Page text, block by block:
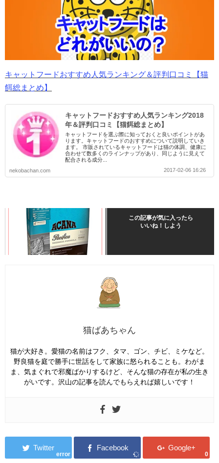
キャットフードおすすめ人気ランキング＆評判口コミ【猫
餌総まとめ】
キャットフードおすすめ人気ランキング2018
年＆評判口コミ【猫餌総まとめ】
キャットフードを選ぶ際に知っておくと良いポイントがあ
ります。キャットフードのおすすめについて説明していき
ます。 市販されているキャットフードは猫の体調、健康に
合わせて数多くのラインナップがあり、同じように見えて
配合される成分...
nekobachan.com
2017-02-06 16:26
この記事が気に入ったら
いいね！しよう
猫ばあちゃん
猫が大好き。愛猫の名前はフク、タマ、ゴン、チビ、ミケなど。
野良猫を庭で勝手に世話をして家族に怒られることも。わがま
ま、気まぐれで邪魔ばかりするけど、そんな猫の存在が私の生き
がいです。沢山の記事を読んでもらえれば嬉しいです！
error 0